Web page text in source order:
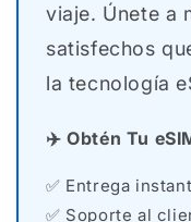
viaje. Únete a
satisfechos
la tecnología
✈️ Obtén Tu
✅ Entrega
✅ Soporte al